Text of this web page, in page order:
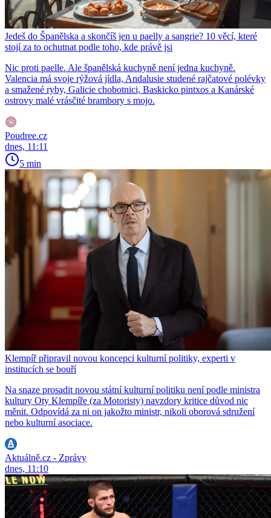
Jedeš do Španělska a skončíš jen u paelly a sangrie? 10 věcí, které
stojí za to ochutnat podle toho, kde právě jsi
Nic proti paelle. Ale španělská kuchyně není jedna kuchyně.
Valencia má svoje rýžová jídla, Andalusie studené rajčatové polévky
a smažené ryby, Galicie chobotnici, Baskicko pintxos a Kanárské
ostrovy malé vrásčité brambory s mojo.
Poudree.cz
dnes, 11:11
5 min
Klempíř připravil novou koncepci kulturní politiky, experti v
institucích se bouří
Na snaze prosadit novou státní kulturní politiku není podle ministra
kultury Oty Klempíře (za Motoristy) navzdory kritice důvod nic
měnit. Odpovídá za ni on jakožto ministr, nikoli oborová sdružení
nebo kulturní asociace.
Aktuálně.cz - Zprávy
dnes, 11:10